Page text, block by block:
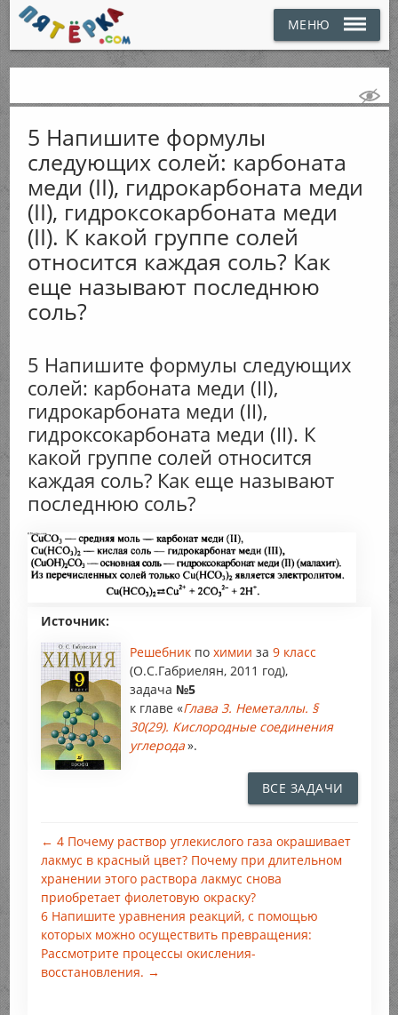
МЕНЮ
5 Напишите формулы
следующих солей: карбоната
меди (II), гидрокарбоната меди
(II), гидроксокарбоната меди
(II). К какой группе солей
относится каждая соль? Как
еще называют последнюю
соль?
5 Напишите формулы следующих
солей: карбоната меди (II),
гидрокарбоната меди (II),
гидроксокарбоната меди (II). К
какой группе солей относится
каждая соль? Как еще называют
последнюю соль?
Источник:
Решебник по химии за 9 класс
(О.С.Габриелян, 2011 год),
задача №5
к главе «Глава 3. Неметаллы. §
30(29). Кислородные соединения
углерода».
ВСЕ ЗАДАЧИ
← 4 Почему раствор углекислого газа окрашивает
лакмус в красный цвет? Почему при длительном
хранении этого раствора лакмус снова
приобретает фиолетовую окраску?
6 Напишите уравнения реакций, с помощью
которых можно осуществить превращения:
Рассмотрите процессы окисления-
восстановления. →